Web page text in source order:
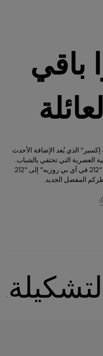
باقي
آي بي روزيه إكسير" الذي يُعد الإضافة الأحدث
العصرية التي تحتفي بالشباب.
تعرّفوا على باقي نجوم التشكيلة، من "212 في آي بي روزيه" إلى "212
المفضل الجديد.